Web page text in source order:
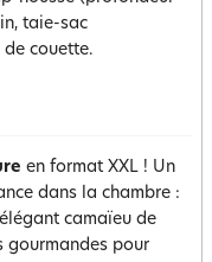
taie-sac
couette.
en format XXL ! Un
dans la chambre :
camaïeu de
gourmandes pour